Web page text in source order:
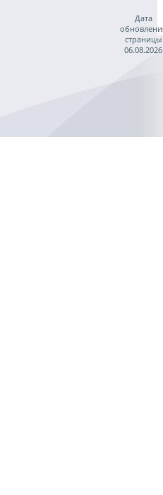
Дата
страницы
06.08.2026